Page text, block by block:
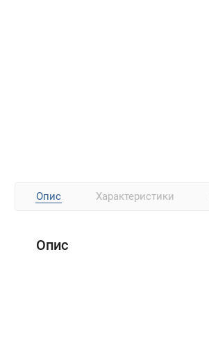
Опис Характеристики
Опис